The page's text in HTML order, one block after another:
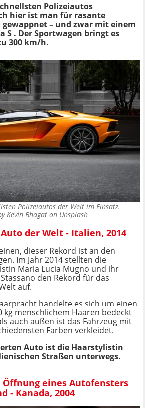
Polizeiautos
hier ist man für rasante
gewappnet – und zwar mit einem
S . Der Sportwagen bringt es
300 km/h.
Polizeiautos der Welt im Einsatz.
Kevin Bhagat on Unsplash
der Welt - Italien, 2014
dieser Rekord ist an den
Im Jahr 2014 stellten die
Maria Lucia Mugno und ihr
den Rekord für das
auf.
handelte es sich um einen
kg menschlichem Haaren bedeckt
auch außen ist das Fahrzeug mit
Farben verkleidet.
Auto ist die Haarstylistin
Straßen unterwegs.
Öffnung eines Autofensters
- Kanada, 2004